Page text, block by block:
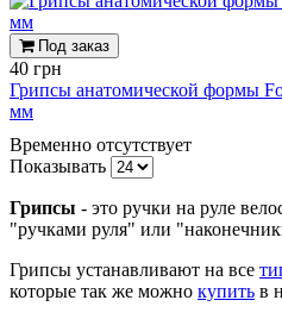
Под заказ
40 грн
Грипсы анатомической формы
мм
Временно отсутствует
Показывать
Грипсы - это ручки на руле
"ручками руля" или
Грипсы устанавливают на все
которые так же можно купить в